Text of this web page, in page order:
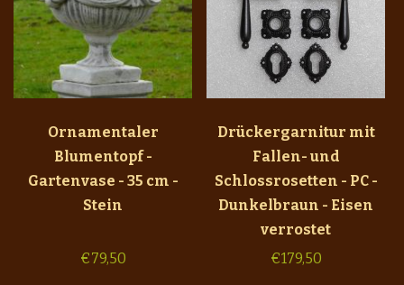
Ornamentaler
Blumentopf -
Gartenvase - 35 cm -
Stein
€79,50
Drückergarnitur mit
Fallen- und
Schlossrosetten - PC -
Dunkelbraun - Eisen
verrostet
€179,50